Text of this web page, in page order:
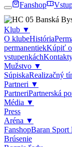
Fanshop
Klub ▼
O klubeHistória
permanentiekKúpiť
vstupenkách
Mužstvo ▼
SúpiskaRealizačný
Partneri ▼
PartneriPartnerská
Média ▼
Press
Aréna ▼
FanshopBaran Sport
Brúsenie